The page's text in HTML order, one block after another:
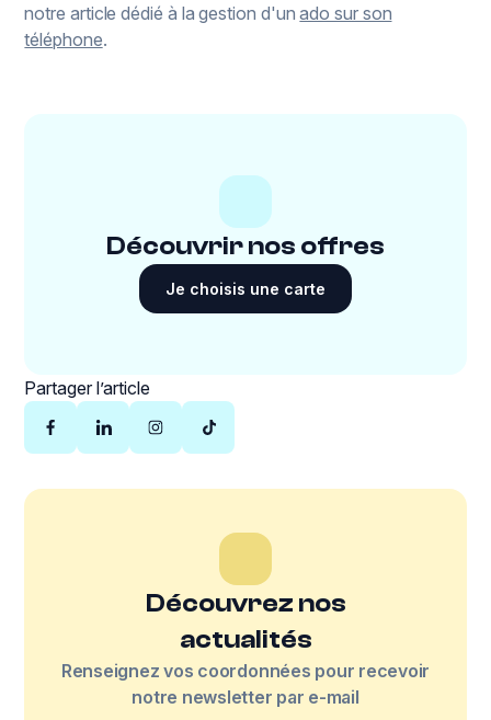
Découvrir nos offres
Je choisis une carte
Partager l’article
notre article dédié à la gestion d'unado sur son
téléphone.
Découvrez nos
actualités
Renseignez vos coordonnées pour recevoir
notre newsletter par e-mail